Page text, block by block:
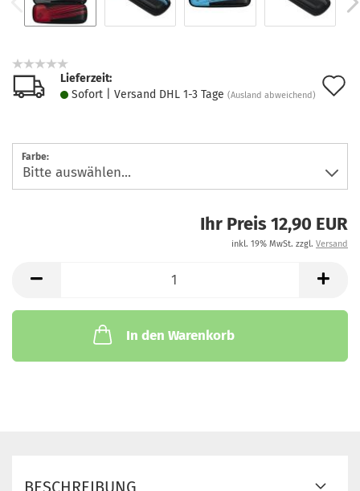
Lieferzeit:
Sofort | Versand DHL 1-3 Tage (Ausland abweichend)
Farbe:
Ihr Preis 12,90 EUR
inkl. 19% MwSt. zzgl. Versand
In den Warenkorb
BESCHREIBUNG